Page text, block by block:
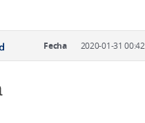
Fecha 2020-01-31 00:42